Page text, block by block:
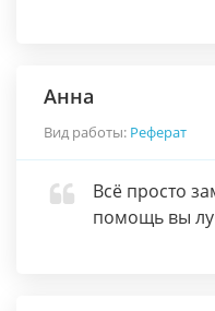
Анна
Вид работы: Реферат
Всё просто
помощь вы